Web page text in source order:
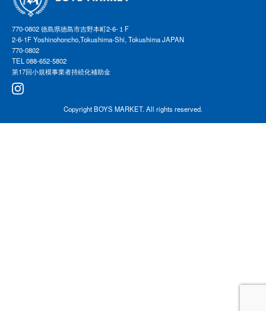
770-0802 徳島県徳島市吉野本町2-6-１F
2-6-1F Yoshinohoncho,Tokushima-Shi, Tokushima JAPAN
770-0802
TEL 088-652-5802
第17回小規模事業者持続化補助金
CopyrightBOYS MARKET. All rights reserved.